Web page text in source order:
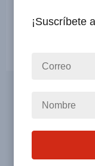
Página anterior
¡Suscríbete